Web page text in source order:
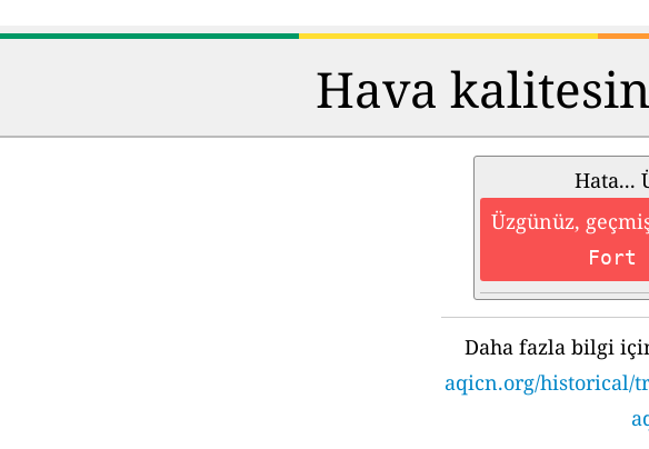
Hava
Hata...
Üzgünüz,
Fort
Daha fazla bilgi
aqicn.org/historical/